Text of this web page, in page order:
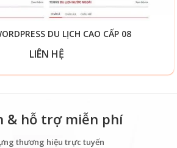
DU LỊCH CAO CẤP 08
LIÊN HỆ
& hỗ trợ miễn phí
thương hiệu trực tuyến